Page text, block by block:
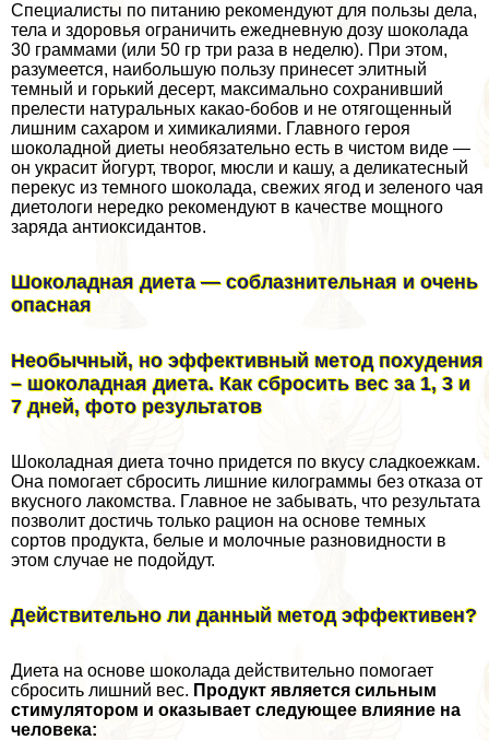
Специалисты по питанию рекомендуют для пользы дела,
тела и здоровья ограничить ежедневную дозу шоколада
30 граммами (или 50 гр три раза в неделю). При этом,
разумеется, наибольшую пользу принесет элитный
темный и горький десерт, максимально сохранивший
прелести натуральных какао-бобов и не отягощенный
лишним сахаром и химикалиями. Главного героя
шоколадной диеты необязательно есть в чистом виде —
он украсит йогурт, творог, мюсли и кашу, а деликатесный
перекус из темного шоколада, свежих ягод и зеленого чая
диетологи нередко рекомендуют в качестве мощного
заряда антиоксидантов.
Шоколадная диета — coблaзнительная и очень
опасная
Необычный, но эффективный метод похудения
– шоколадная диета. Как сбросить вес за 1, 3 и
7 дней, фото результатов
Шоколадная диета точно придется по вкусу сладкоежкам.
Она помогает сбросить лишние килограммы без отказа от
вкусного лакомства. Главное не забывать, что результата
позволит достичь только рацион на основе темных
сортов продукта, белые и молочные разновидности в
этом случае не подойдут.
Действительно ли данный метод эффективен?
Диета на основе шоколада действительно помогает
сбросить лишний вес. Продукт является сильным
стимулятором и оказывает следующее влияние на
человека: